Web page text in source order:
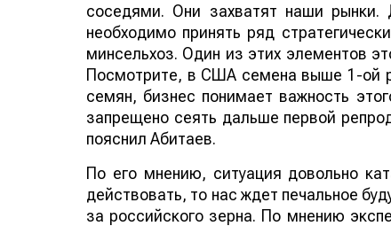
соседями. Они захватят наши рынки.
необходимо принять ряд
минсельхоз. Один из этих элементов
Посмотрите, в США семена выше 1-ой
семян, бизнес понимает важность
запрещено сеять дальше первой
пояснил Абитаев.
По его мнению, ситуация довольно
действовать, то нас ждет печальное
за российского зерна. По мнению